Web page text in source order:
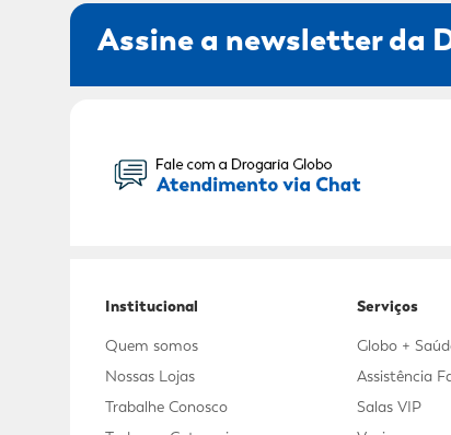
Assine a newsletter da
Institucional
Quem somos
Nossas Lojas
Trabalhe Conosco
Serviços
Globo +
Assistência
Salas VIP